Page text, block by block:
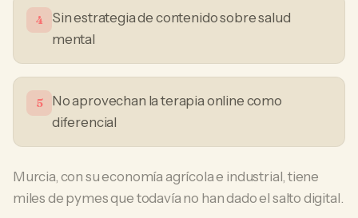
4
Sin estrategia de contenido sobre salud
mental
5
No aprovechan la terapia online como
diferencial
Murcia, con su economía agrícola e industrial, tiene
miles de pymes que todavía no han dado el salto digital.